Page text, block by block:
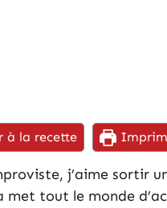
à la recette
j’aime sortir
tout le monde